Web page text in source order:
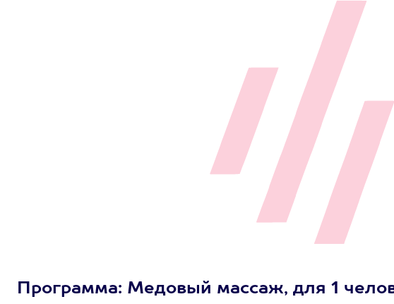
Программа: Медовый массаж, для 1